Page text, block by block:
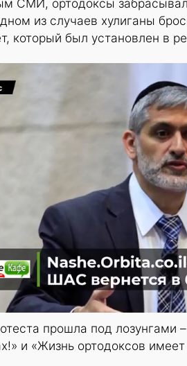
СМИ, ортодоксы
из случаев хулиганы
который был установлен в
прошла под лозунгами
и «Жизнь ортодоксов имеет